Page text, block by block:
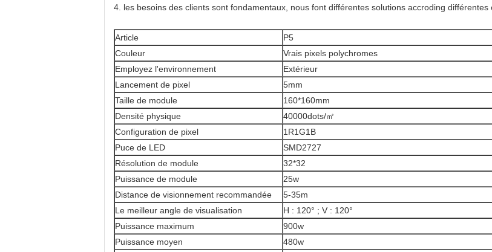
4. les besoins des clients sont fondamentaux, nous font différentes solutions accroding différentes
Article
P5
Couleur
Vrais pixels polychromes
Employez l'environnement
Extérieur
Lancement de pixel
5mm
Taille de module
160*160mm
Densité physique
40000dots/㎡
Configuration de pixel
1R1G1B
Puce de LED
SMD2727
Résolution de module
32*32
Puissance de module
25w
Distance de visionnement recommandée
5-35m
Le meilleur angle de visualisation
H : 120° ; V : 120°
Puissance maximum
900w
Puissance moyen
480w